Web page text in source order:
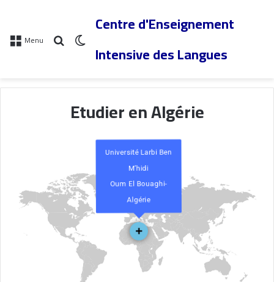
Menu
Centre d'Enseignement
Intensive des Langues
Etudier en Algérie
Université Larbi Ben
Oum El Bouaghi-
Algérie